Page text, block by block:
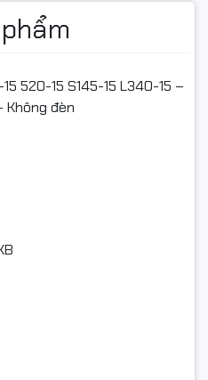
520-15 S145-15 L340-15 –
Không đèn